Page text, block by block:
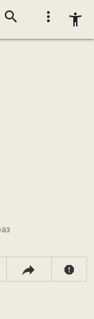
more_vert accessibility_new
search
report